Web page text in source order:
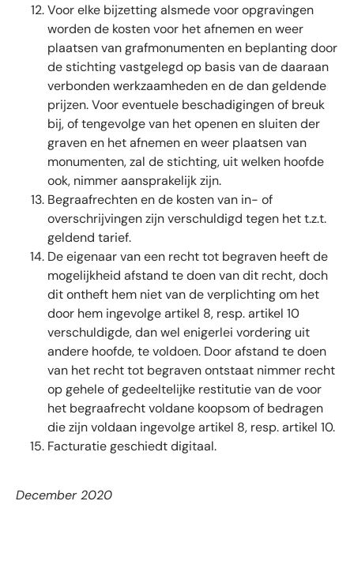
Voor elke bijzetting alsmede voor opgravingen
worden de kosten voor het afnemen en weer
plaatsen van grafmonumenten en beplanting door
de stichting vastgelegd op basis van de daaraan
verbonden werkzaamheden en de dan geldende
prijzen. Voor eventuele beschadigingen of breuk
bij, of tengevolge van het openen en sluiten der
graven en het afnemen en weer plaatsen van
monumenten, zal de stichting, uit welken hoofde
ook, nimmer aansprakelijk zijn.
Begraafrechten en de kosten van in- of
overschrijvingen zijn verschuldigd tegen het t.z.t.
geldend tarief.
De eigenaar van een recht tot begraven heeft de
mogelijkheid afstand te doen van dit recht, doch
dit ontheft hem niet van de verplichting om het
door hem ingevolge artikel 8, resp. artikel 10
verschuldigde, dan wel enigerlei vordering uit
andere hoofde, te voldoen. Door afstand te doen
van het recht tot begraven ontstaat nimmer recht
op gehele of gedeeltelijke restitutie van de voor
het begraafrecht voldane koopsom of bedragen
die zijn voldaan ingevolge artikel 8, resp. artikel 10.
Facturatie geschiedt digitaal.
December 2020